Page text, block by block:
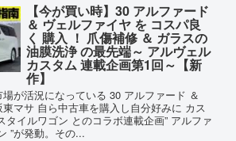
【今が買い時】30 アルファード
＆ ヴェルファイヤ を コスパ良
く 購入 ！ 爪傷補修 ＆ ガラスの
油膜洗浄 の最先端～ アルヴェル
カスタム 連載企画第1回～【新
作】
が活況になっている 30 アルファード ＆
マサ 自ら中古車を購入し自分好みに カス
タイルワゴン とのコラボ連載企画” アルファ
”が発動。その...